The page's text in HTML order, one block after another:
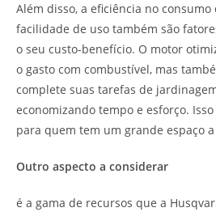
Além disso, a eficiência no
facilidade de uso também são
o seu custo-benefício. O motor
o gasto com combustível, mas
complete suas tarefas de
economizando tempo e esforço.
para quem tem um grande espaço
Outro aspecto a considerar
é a gama de recursos que a